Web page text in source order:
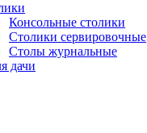
Консольные столики
Столики сервировочные
Столы журнальные
дачи